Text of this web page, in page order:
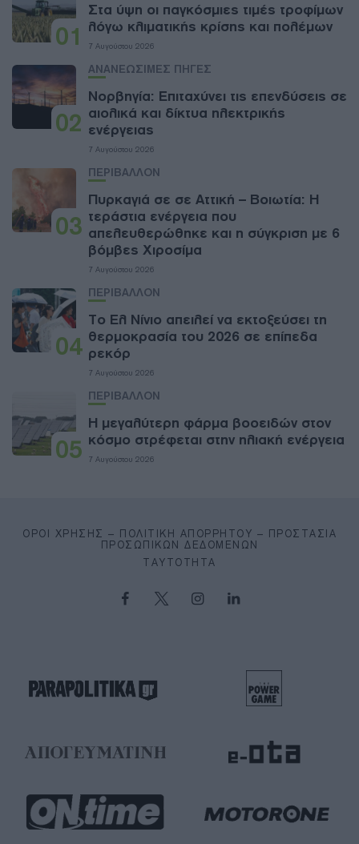
01
Στα ύψη οι παγκόσμιες τιμές τροφίμων
λόγω κλιματικής κρίσης και πολέμων
7 Αυγούστου 2026
02
ΑΝΑΝΕΩΣΙΜΕΣ ΠΗΓΕΣ
Νορβηγία: Επιταχύνει τις επενδύσεις σε
αιολικά και δίκτυα ηλεκτρικής
ενέργειας
7 Αυγούστου 2026
03
ΠΕΡΙΒΑΛΛΟΝ
Πυρκαγιά σε σε Αττική – Βοιωτία: Η
τεράστια ενέργεια που
απελευθερώθηκε και η σύγκριση με 6
βόμβες Χιροσίμα
7 Αυγούστου 2026
04
ΠΕΡΙΒΑΛΛΟΝ
Το Ελ Νίνιο απειλεί να εκτοξεύσει τη
θερμοκρασία του 2026 σε επίπεδα
ρεκόρ
7 Αυγούστου 2026
05
ΠΕΡΙΒΑΛΛΟΝ
Η μεγαλύτερη φάρμα βοοειδών στον
κόσμο στρέφεται στην ηλιακή ενέργεια
7 Αυγούστου 2026
ΌΡΟΙ ΧΡΉΣΗΣ – ΠΟΛΙΤΙΚΉ ΑΠΟΡΡΉΤΟΥ – ΠΡΟΣΤΑΣΊΑ
ΠΡΟΣΩΠΙΚΏΝ ΔΕΔΟΜΈΝΩΝ
ΤΑΥΤΌΤΗΤΑ